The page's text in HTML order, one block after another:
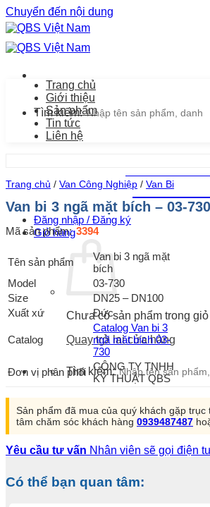
Chuyển đến nội dung
Tìm kiếm:
0939.487.487
Đăng nhập / Đăng ký
Giỏ hàng
Chưa có sản phẩm trong
Quay trở lại cửa hàng
Tìm kiếm:
Trang chủ
Giới thiệu
Sản phẩm
Tin tức
Liên hệ
Trang chủ / Van Công Nghiệp / Van Bi
Van bi 3 ngã mặt bích – 03-730
Mã sản phẩm: 3394
Tên sản phẩm
Van bi 3 ngã mặt
bích
Model
03-730
Size
DN25 – DN100
Xuất xứ
Đức
Catalog
Catalog Van bi 3
ngã mặt bích 03-
730
Đơn vị phân phối CÔNG TY TNHH
KỸ THUẬT QBS
Sản phẩm đã mua của quý khách gặp trục
tâm chăm sóc khách hàng 0939487487
Yêu cầu tư vấn Nhân viên sẽ gọi điện
Có thể bạn quan tâm: